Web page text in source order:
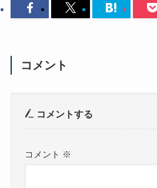
コメント
コメントする
コメント ※